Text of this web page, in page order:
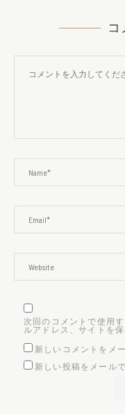
コ
次回のコメントで使用
ルアドレス、サイトを保
新しいコメントをメ
新しい投稿をメール